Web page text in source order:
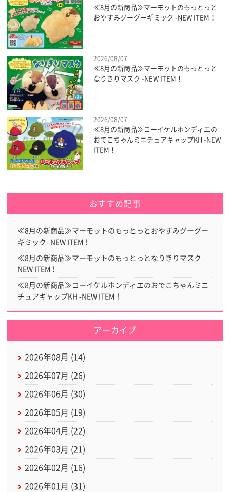
≪8月の新商品≫マーモットのもっとっと
おやすみグーグーギミック -NEW ITEM！
2026/08/07
≪8月の新商品≫マーモットのもっとっと
なりきりマスク -NEW ITEM！
2026/08/07
≪8月の新商品≫コーイケルホンディエの
おでこちゃんミニチュアキャップKH -NEW
ITEM！
おすすめ記事
≪8月の新商品≫マーモットのもっとっとおやすみグーグー
ギミック -NEW ITEM！
≪8月の新商品≫マーモットのもっとっとなりきりマスク -
NEW ITEM！
≪8月の新商品≫コーイケルホンディエのおでこちゃんミニ
チュアキャップKH -NEW ITEM！
アーカイブ
2026年08月 (14)
2026年07月 (26)
2026年06月 (30)
2026年05月 (19)
2026年04月 (22)
2026年03月 (21)
2026年02月 (16)
2026年01月 (31)